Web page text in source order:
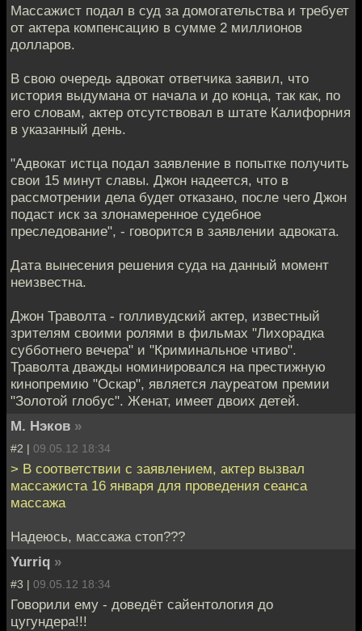
Массажист подал в суд за домогательства и требует
от актера компенсацию в сумме 2 миллионов
долларов.
В свою очередь адвокат ответчика заявил, что
история выдумана от начала и до конца, так как, по
его словам, актер отсутствовал в штате Калифорния
в указанный день.
"Адвокат истца подал заявление в попытке получить
свои 15 минут славы. Джон надеется, что в
рассмотрении дела будет отказано, после чего Джон
подаст иск за злонамеренное судебное
преследование", - говорится в заявлении адвоката.
Дата вынесения решения суда на данный момент
неизвестна.
Джон Траволта - голливудский актер, известный
зрителям своими ролями в фильмах "Лихорадка
субботнего вечера" и "Криминальное чтиво".
Траволта дважды номинировался на престижную
кинопремию "Оскар", является лауреатом премии
"Золотой глобус". Женат, имеет двоих детей.
М. Нэков »
#2 | 09.05.12 18:34
> В соответствии с заявлением, актер вызвал
массажиста 16 января для проведения сеанса
массажа
Надеюсь, массажа стоп???
Yurriq »
#3 | 09.05.12 18:34
Говорили ему - доведёт сайентология до
цугундера!!!